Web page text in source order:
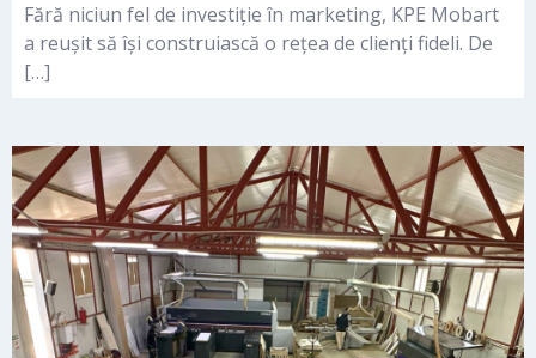
Fără niciun fel de investiție în marketing, KPE Mobart
a reușit să își construiască o rețea de clienți fideli. De
[…]